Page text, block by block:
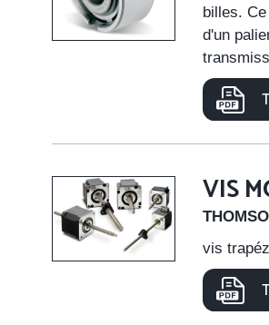
billes.
d'un
VIS
vis